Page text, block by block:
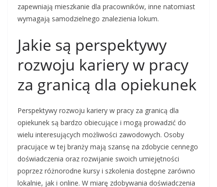
zapewniają mieszkanie dla pracowników, inne natomiast
wymagają samodzielnego znalezienia lokum.
Jakie są perspektywy
rozwoju kariery w pracy
za granicą dla opiekunek
Perspektywy rozwoju kariery w pracy za granicą dla
opiekunek są bardzo obiecujące i mogą prowadzić do
wielu interesujących możliwości zawodowych. Osoby
pracujące w tej branży mają szansę na zdobycie cennego
doświadczenia oraz rozwijanie swoich umiejętności
poprzez różnorodne kursy i szkolenia dostępne zarówno
lokalnie, jak i online. W miarę zdobywania doświadczenia